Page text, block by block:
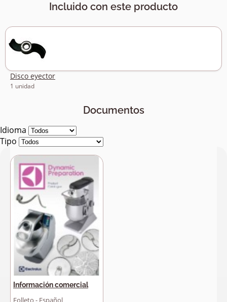
Incluido con este producto
Disco eyector
1 unidad
Documentos
Idioma
Tipo
Información comercial
Folleto - Español